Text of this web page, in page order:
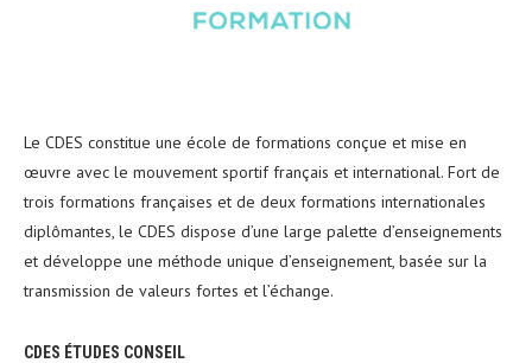
Le CDES constitue une école de formations conçue et mise en
œuvre avec le mouvement sportif français et international. Fort de
trois formations françaises et de deux formations internationales
diplômantes, le CDES dispose d’une large palette d’enseignements
et développe une méthode unique d’enseignement, basée sur la
transmission de valeurs fortes et l’échange.
CDES ÉTUDES CONSEIL